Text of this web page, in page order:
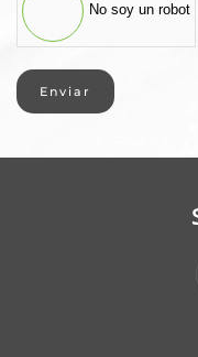
No soy un robot
Enviar